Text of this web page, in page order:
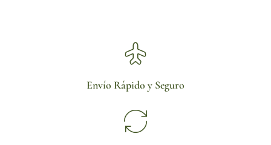
Envío Rápido y Seguro